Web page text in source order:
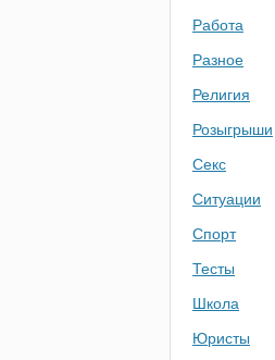
Работа
Разное
Религия
Розыгрыши
Секс
Ситуации
Спорт
Тесты
Школа
Юристы